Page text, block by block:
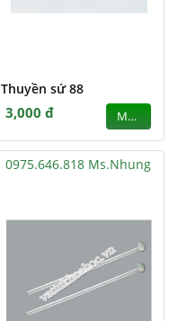
Thuyền sứ 88
3,000 đ MUA
0975.646.818 Ms.Nhung